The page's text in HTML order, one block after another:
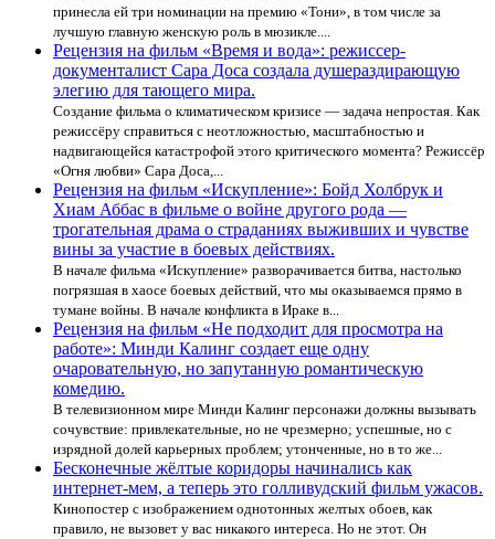
принесла ей три номинации на премию «Тони», в том числе за
лучшую главную женскую роль в мюзикле....
Рецензия на фильм «Время и вода»: режиссер-
документалист Сара Доса создала душераздирающую
элегию для тающего мира.
Создание фильма о климатическом кризисе — задача непростая. Как
режиссёру справиться с неотложностью, масштабностью и
надвигающейся катастрофой этого критического момента? Режиссёр
«Огня любви» Сара Доса,...
Рецензия на фильм «Искупление»: Бойд Холбрук и
Хиам Аббас в фильме о войне другого рода —
трогательная драма о страданиях выживших и чувстве
вины за участие в боевых действиях.
В начале фильма «Искупление» разворачивается битва, настолько
погрязшая в хаосе боевых действий, что мы оказываемся прямо в
тумане войны. В начале конфликта в Ираке в...
Рецензия на фильм «Не подходит для просмотра на
работе»: Минди Калинг создает еще одну
очаровательную, но запутанную романтическую
комедию.
В телевизионном мире Минди Калинг персонажи должны вызывать
сочувствие: привлекательные, но не чрезмерно; успешные, но с
изрядной долей карьерных проблем; утонченные, но в то же...
Бесконечные жёлтые коридоры начинались как
интернет-мем, а теперь это голливудский фильм ужасов.
Кинопостер с изображением однотонных желтых обоев, как
правило, не вызовет у вас никакого интереса. Но не этот. Он